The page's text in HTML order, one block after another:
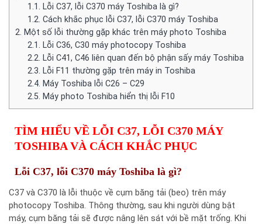
1.1.
Lỗi C37, lỗi C370 máy Toshiba là gì?
1.2. Cách khắc phục lỗi C37, lỗi C370 máy Toshiba
2.
Một số lỗi thường gặp khác trên máy photo Toshiba
2.1.
Lỗi C36, C30 máy photocopy Toshiba
2.2.
Lỗi C41, C46 liên quan đến bộ phận sấy máy Toshiba
2.3.
Lỗi F11 thường gặp trên máy in Toshiba
2.4. Máy Toshiba lỗi C26 – C29
2.5.
Máy photo Toshiba hiển thị lỗi F10
TÌM HIỂU VỀ LỖI C37, LỖI C370 MÁY
TOSHIBA VÀ CÁCH KHẮC PHỤC
Lỗi C37, lỗi C370 máy Toshiba là gì?
C37 và C370 là lỗi thuộc về cụm băng tải (beo) trên máy
photocopy Toshiba. Thông thường, sau khi người dùng bật
máy, cụm băng tải sẽ được nâng lên sát với bề mặt trống. Khi